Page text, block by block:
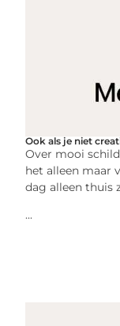
Ook als je niet
Over mooi
het alleen maar
dag alleen thuis
...